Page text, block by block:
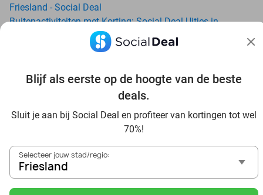
Blijf als eerste op de hoogte van de beste
deals.
Sluit je aan bij Social Deal en profiteer van kortingen tot wel
70%!
Selecteer jouw stad/regio:
Friesland
Friesland - Social Deal
Buitenactiviteiten met Korting: Social Deal Uitjes in
Ga voordelig de padelbaan op met Social Deal in de buurt
Geniet van je vakantie in Friesland in Nederland met Social
Ervaar de kwaliteit van het Van der Valk hotel in Friesland
Voordelig genieten bij Sunparks met korting vanuit
Friesland
Ervaar de warme sfeer van het Douwe Egberts Café
Met hoge korting naar de zonnebank in Friesland